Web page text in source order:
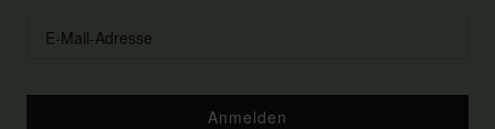
Anmelden